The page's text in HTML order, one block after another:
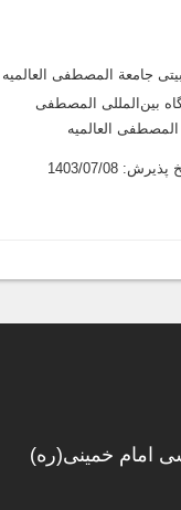
جامعة المصطفی العالمیه
بین‌المللی المصطفی
العالمیه
1403/07/08
امام خمینی(ره)